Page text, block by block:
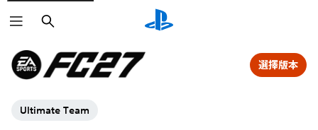
搜
尋
Ultimate Team
選擇版本